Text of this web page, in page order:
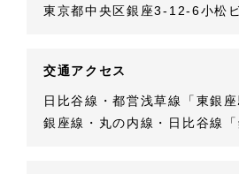
東京都中央区銀座3-12-6小松
交通アクセス
日比谷線・都営浅草線「東銀
銀座線・丸の内線・日比谷線